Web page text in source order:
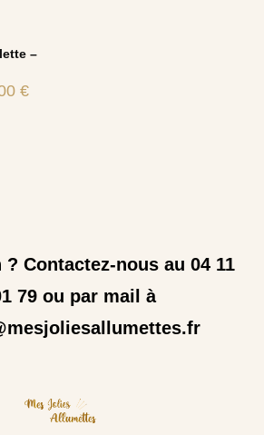
–
€
Contactez-nous au 04 11
79 ou par mail à